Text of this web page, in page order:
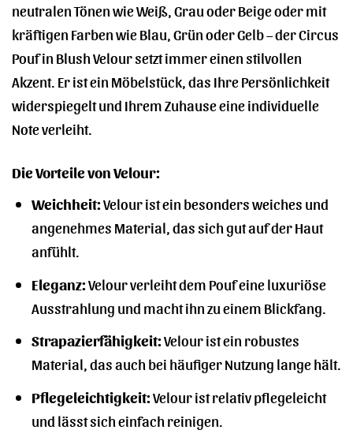
neutralen Tönen wie Weiß, Grau oder Beige oder mit
kräftigen Farben wie Blau, Grün oder Gelb – der Circus
Pouf in Blush Velour setzt immer einen stilvollen
Akzent. Er ist ein Möbelstück, das Ihre Persönlichkeit
widerspiegelt und Ihrem Zuhause eine individuelle
Note verleiht.
Die Vorteile von Velour:
Weichheit:Velour ist ein besonders weiches und
angenehmes Material, das sich gut auf der Haut
anfühlt.
Eleganz:Velour verleiht dem Pouf eine luxuriöse
Ausstrahlung und macht ihn zu einem Blickfang.
Strapazierfähigkeit:Velour ist ein robustes
Material, das auch bei häufiger Nutzung lange hält.
Pflegeleichtigkeit:Velour ist relativ pflegeleicht
und lässt sich einfach reinigen.